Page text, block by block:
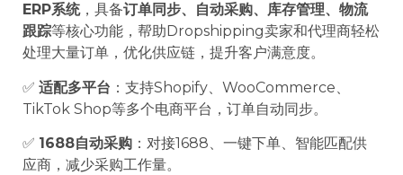
ERP系统，具备订单同步、自动采购、库存管理、物流
跟踪等核心功能，帮助Dropshipping卖家和代理商轻松
处理大量订单，优化供应链，提升客户满意度。
✅ 适配多平台 ：支持Shopify、WooCommerce、
TikTok Shop等多个电商平台，订单自动同步。
✅ 1688自动采购 ：对接1688、一键下单、智能匹配供
应商，减少采购工作量。